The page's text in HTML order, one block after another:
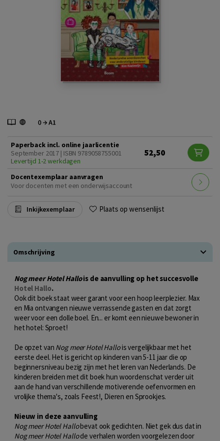
Paperback incl. online jaarlicentie
September 2017 | ISBN 9789058755001
Levertijd 1-2 werkdagen
52,50
Docentexemplaar aanvragen
Voor docenten met een onderwijsaccount
Inkijkexemplaar Plaats op wensenlijst
Omschrijving
Nog meer Hotel Hallois de aanvulling op het succesvolle
Hotel Hallo.
Ook dit boek staat weer garant voor een hoop leerplezier. Max
en Mia ontvangen nieuwe verrassende gasten en dat zorgt
weer voor een dolle boel. En... er komt een nieuwe bewoner in
het hotel: Sproet!
De opzet van Nog meer Hotel Hallois vergelijkbaar met het
eerste deel. Het is gericht op kinderen van 5-11 jaar die op
beginnersniveau bezig zijn met het leren van Nederlands. De
kinderen breiden met dit boek hun woordenschat verder uit
aan de hand van verschillende motiverende oefenvormen en
vrolijke thema's, zoals Feest!, Dieren en Sprookjes.
Nieuw in deze aanvulling
Nog meer Hotel Hallobevat ook gedichten. Niet gek dus dat in
Nog meer Hotel Hallode verhalen worden voorgelezen door